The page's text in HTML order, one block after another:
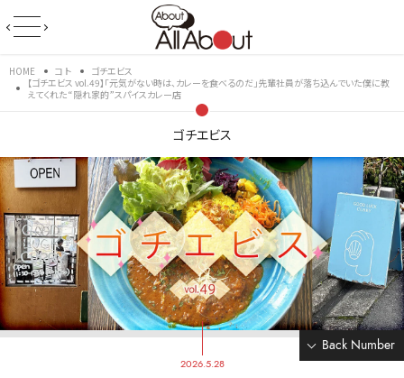
HOME コト
ゴチエビス
【ゴチエビス vol.49】「元気がない時は、カレーを食べるのだ」先輩社員が落ち込んでいた僕に教
えてくれた“隠れ家的”スパイスカレー店
ゴチエビス
Back Number
2026.5.28